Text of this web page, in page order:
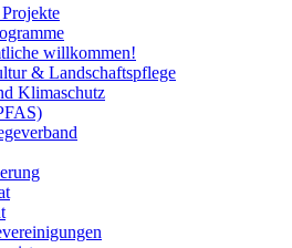
willkommen!
& Landschaftspflege
Klimaschutz